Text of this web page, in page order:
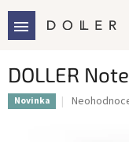
obsah
DOLLER
Novinka
Průměrné